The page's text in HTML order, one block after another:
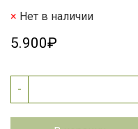
Нет в наличии
5.900₽
-